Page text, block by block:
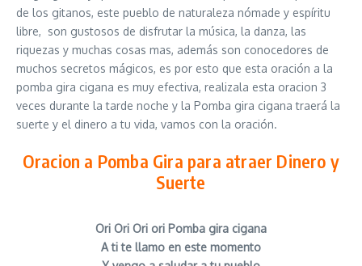
de los gitanos, este pueblo de naturaleza nómade y espíritu
libre, son gustosos de disfrutar la música, la danza, las
riquezas y muchas cosas mas, además son conocedores de
muchos secretos mágicos, es por esto que esta oración a la
pomba gira cigana es muy efectiva, realizala esta oracion 3
veces durante la tarde noche y la Pomba gira cigana traerá la
suerte y el dinero a tu vida, vamos con la oración.
Oracion a Pomba Gira para atraer Dinero y
Suerte
Ori Ori Ori ori Pomba gira cigana
A ti te llamo en este momento